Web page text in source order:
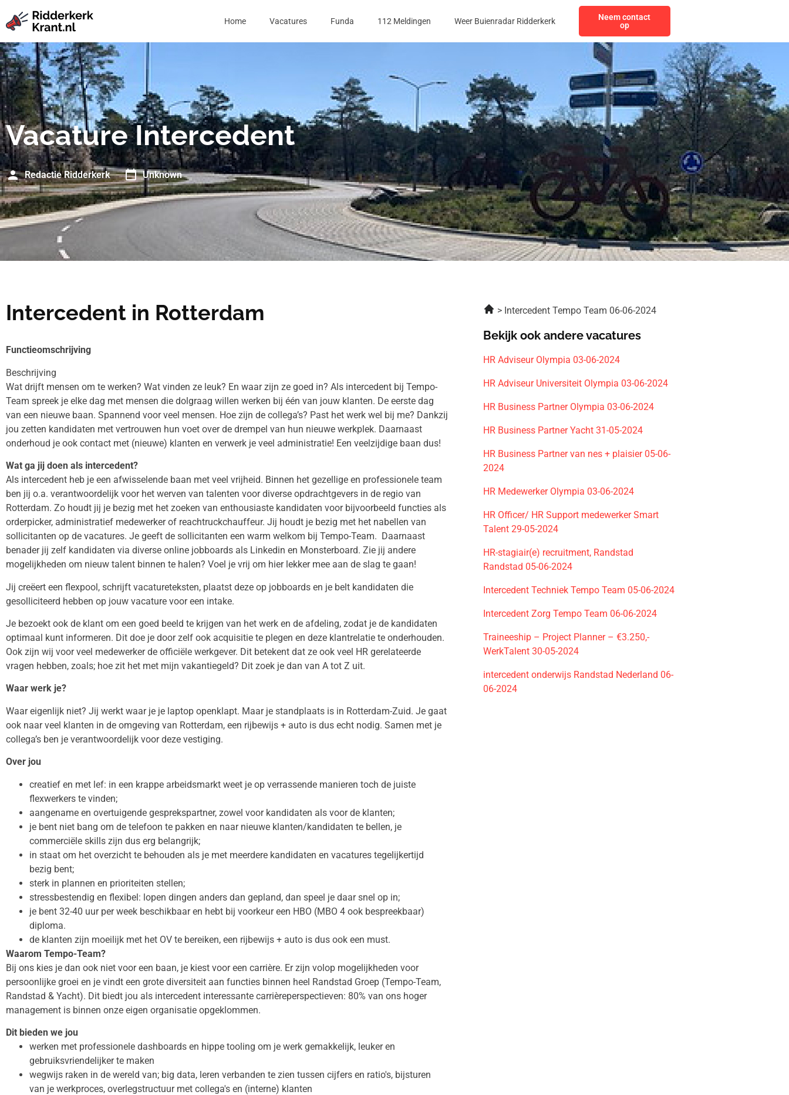
Home Vacatures Funda 112 Meldingen Weer Buienradar Ridderkerk
Neem contact
op
Vacature Intercedent
Redactie Ridderkerk Unknown
Intercedent in Rotterdam
Functieomschrijving
Beschrijving
Wat drijft mensen om te werken? Wat vinden ze leuk? En waar zijn ze goed in? Als intercedent bij Tempo-
Team spreek je elke dag met mensen die dolgraag willen werken bij één van jouw klanten. De eerste dag
van een nieuwe baan. Spannend voor veel mensen. Hoe zijn de collega’s? Past het werk wel bij me? Dankzij
jou zetten kandidaten met vertrouwen hun voet over de drempel van hun nieuwe werkplek. Daarnaast
onderhoud je ook contact met (nieuwe) klanten en verwerk je veel administratie! Een veelzijdige baan dus!
Wat ga jij doen als intercedent?
Als intercedent heb je een afwisselende baan met veel vrijheid. Binnen het gezellige en professionele team
ben jij o.a. verantwoordelijk voor het werven van talenten voor diverse opdrachtgevers in de regio van
Rotterdam. Zo houdt jij je bezig met het zoeken van enthousiaste kandidaten voor bijvoorbeeld functies als
orderpicker, administratief medewerker of reachtruckchauffeur. Jij houdt je bezig met het nabellen van
sollicitanten op de vacatures. Je geeft de sollicitanten een warm welkom bij Tempo-Team. Daarnaast
benader jij zelf kandidaten via diverse online jobboards als Linkedin en Monsterboard. Zie jij andere
mogelijkheden om nieuw talent binnen te halen? Voel je vrij om hier lekker mee aan de slag te gaan!
Jij creëert een flexpool, schrijft vacatureteksten, plaatst deze op jobboards en je belt kandidaten die
gesolliciteerd hebben op jouw vacature voor een intake.
Je bezoekt ook de klant om een goed beeld te krijgen van het werk en de afdeling, zodat je de kandidaten
optimaal kunt informeren. Dit doe je door zelf ook acquisitie te plegen en deze klantrelatie te onderhouden.
Ook zijn wij voor veel medewerker de officiële werkgever. Dit betekent dat ze ook veel HR gerelateerde
vragen hebben, zoals; hoe zit het met mijn vakantiegeld? Dit zoek je dan van A tot Z uit.
Waar werk je?
Waar eigenlijk niet? Jij werkt waar je je laptop openklapt. Maar je standplaats is in Rotterdam-Zuid. Je gaat
ook naar veel klanten in de omgeving van Rotterdam, een rijbewijs + auto is dus echt nodig. Samen met je
collega’s ben je verantwoordelijk voor deze vestiging.
Over jou
creatief en met lef: in een krappe arbeidsmarkt weet je op verrassende manieren toch de juiste
flexwerkers te vinden;
aangename en overtuigende gesprekspartner, zowel voor kandidaten als voor de klanten;
je bent niet bang om de telefoon te pakken en naar nieuwe klanten/kandidaten te bellen, je
commerciële skills zijn dus erg belangrijk;
in staat om het overzicht te behouden als je met meerdere kandidaten en vacatures tegelijkertijd
bezig bent;
sterk in plannen en prioriteiten stellen;
stressbestendig en flexibel: lopen dingen anders dan gepland, dan speel je daar snel op in;
je bent 32-40 uur per week beschikbaar en hebt bij voorkeur een HBO (MBO 4 ook bespreekbaar)
diploma.
de klanten zijn moeilijk met het OV te bereiken, een rijbewijs + auto is dus ook een must.
Waarom Tempo-Team?
Bij ons kies je dan ook niet voor een baan, je kiest voor een carrière. Er zijn volop mogelijkheden voor
persoonlijke groei en je vindt een grote diversiteit aan functies binnen heel Randstad Groep (Tempo-Team,
Randstad & Yacht). Dit biedt jou als intercedent interessante carrièreperspectieven: 80% van ons hoger
management is binnen onze eigen organisatie opgeklommen.
Dit bieden we jou
werken met professionele dashboards en hippe tooling om je werk gemakkelijk, leuker en
gebruiksvriendelijker te maken
wegwijs raken in de wereld van; big data, leren verbanden te zien tussen cijfers en ratio's, bijsturen
van je werkproces, overlegstructuur met collega's en (interne) klanten
Intercedent Tempo Team 06-06-2024
Bekijk ook andere vacatures
HR Adviseur Olympia 03-06-2024
HR Adviseur Universiteit Olympia 03-06-2024
HR Business Partner Olympia 03-06-2024
HR Business Partner Yacht 31-05-2024
HR Business Partner van nes + plaisier 05-06-
2024
HR Medewerker Olympia 03-06-2024
HR Officer/ HR Support medewerker Smart
Talent 29-05-2024
HR-stagiair(e) recruitment, Randstad
Randstad 05-06-2024
Intercedent Techniek Tempo Team 05-06-2024
Intercedent Zorg Tempo Team 06-06-2024
Traineeship – Project Planner – €3.250,-
WerkTalent 30-05-2024
intercedent onderwijs Randstad Nederland 06-
06-2024